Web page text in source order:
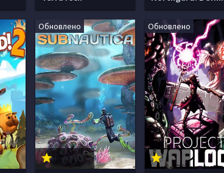
Обновлено Обновлено